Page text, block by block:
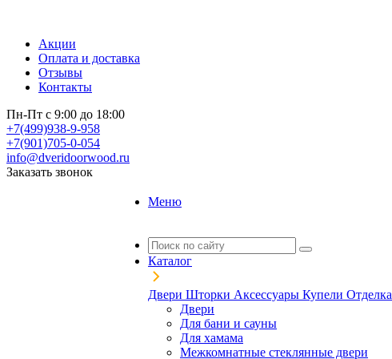
Акции
Оплата и доставка
Отзывы
Контакты
Пн-Пт с 9:00 до 18:00
+7(499)938-9-958
+7(901)705-0-054
info@dveridoorwood.ru
Заказать звонок
Меню
Каталог
Двери Шторки Аксессуары Купели Отделка
Двери
Для бани и сауны
Для хамама
Межкомнатные стеклянные двери